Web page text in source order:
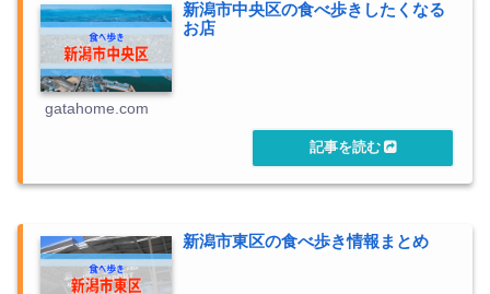
新潟市中央区の食べ歩きしたくなる
お店
gatahome.com
新潟市東区の食べ歩き情報まとめ